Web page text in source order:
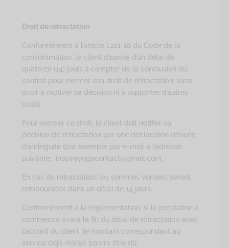
Droit de rétractation
Conformément à l’article L221-18 du Code de la
consommation, le client dispose d’un délai de
quatorze (14) jours à compter de la conclusion du
contrat pour exercer son droit de rétractation, sans
avoir à motiver sa décision ni à supporter d’autres
coûts.
Pour exercer ce droit, le client doit notifier sa
décision de rétractation par une déclaration dénuée
d’ambiguïté (par exemple par e-mail à l’adresse
suivante : inspireyogacontact@gmail.com.
En cas de rétractation, les sommes versées seront
remboursées dans un délai de 14 jours.
Conformément à la réglementation, si la prestation a
commencé avant la fin du délai de rétractation avec
l’accord du client, le montant correspondant au
service déjà réalisé pourra être dû.